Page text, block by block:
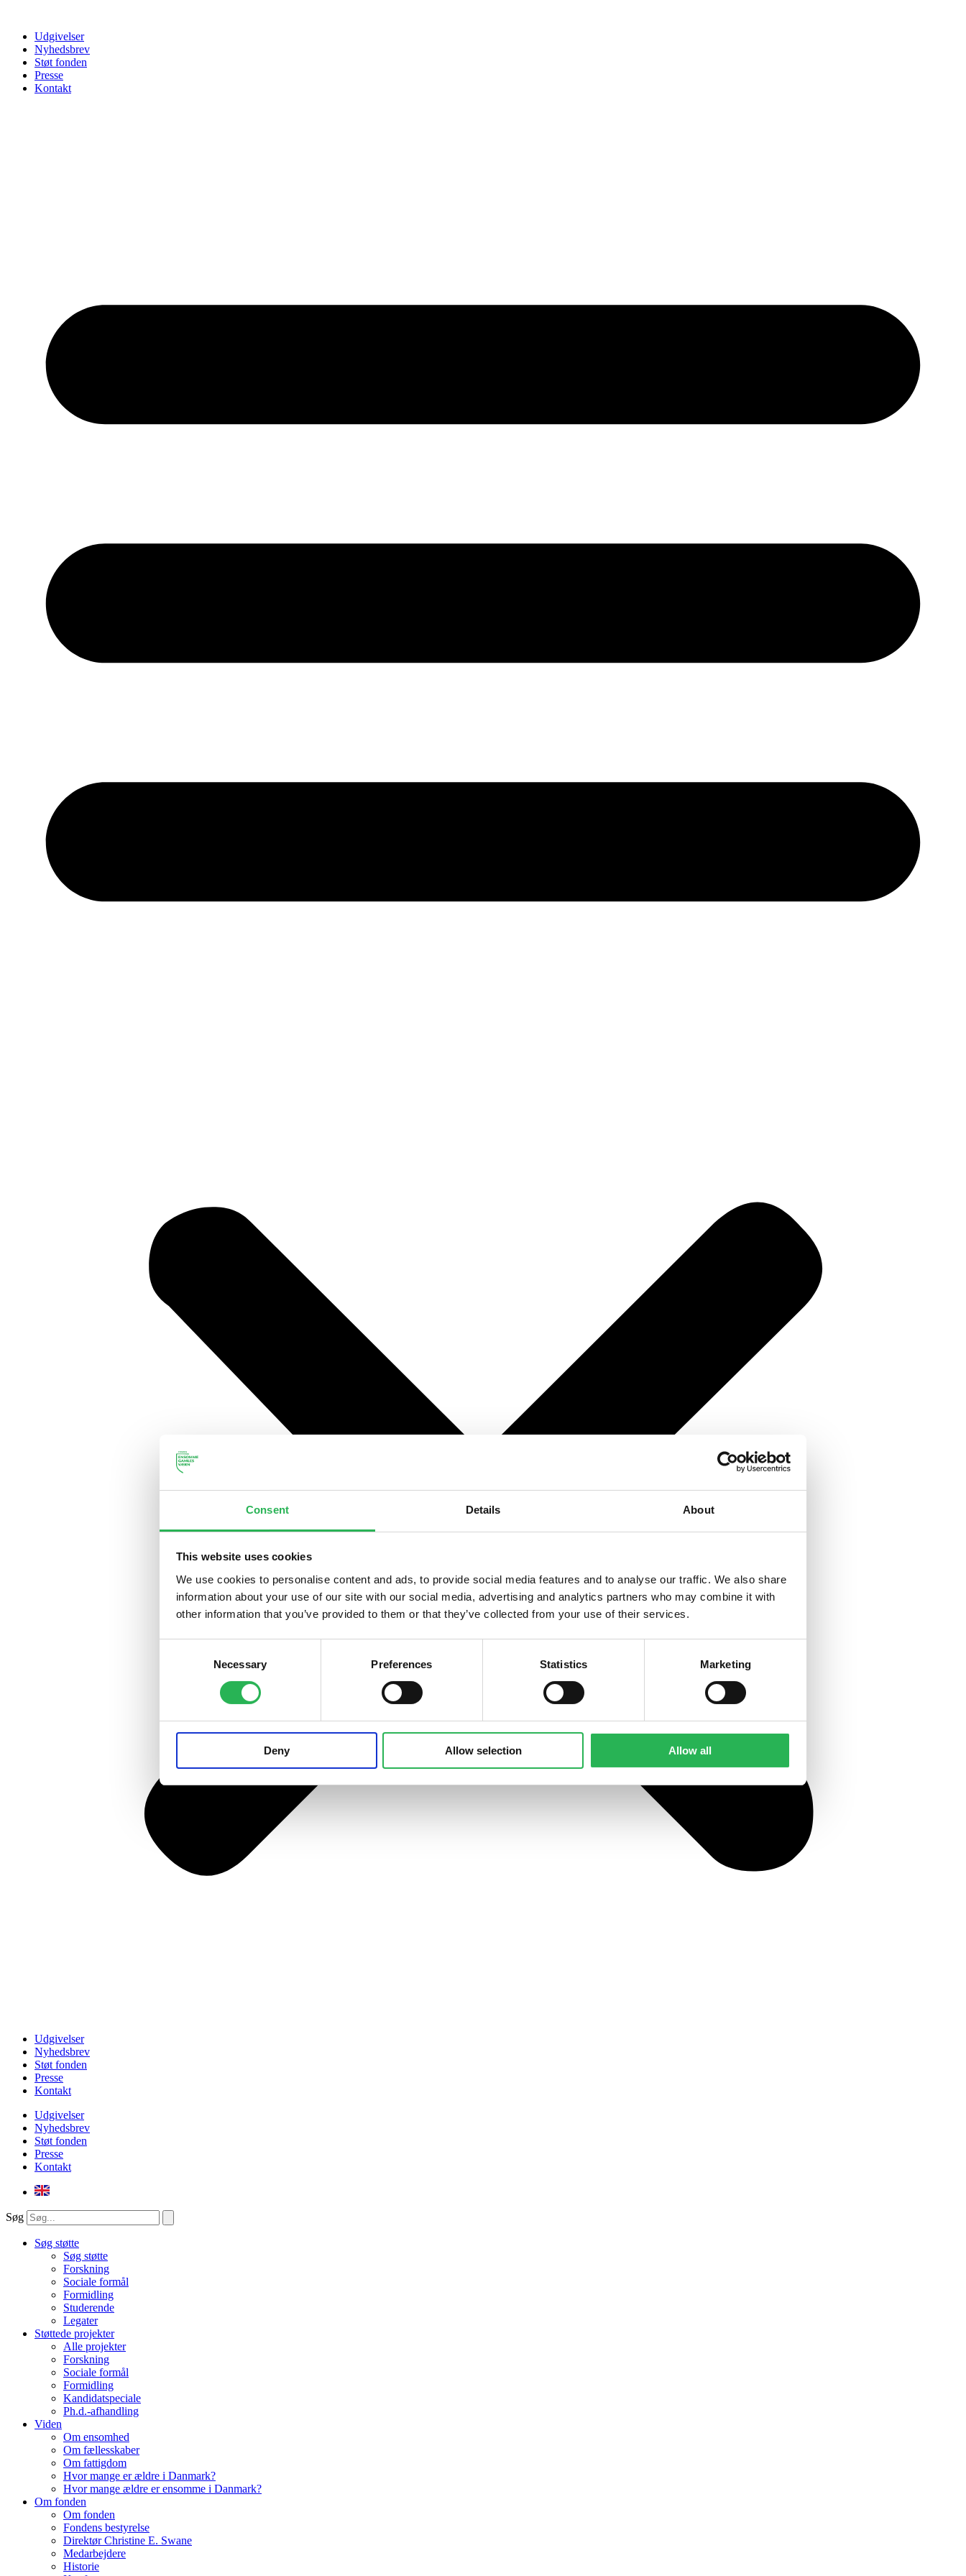
Consent Details About
This website uses cookies
We use cookies to personalise content and ads, to provide social media features and to analyse our traffic. We also share
information about your use of our site with our social media, advertising and analytics partners who may combine it with
other information that you’ve provided to them or that they’ve collected from your use of their services.
Necessary Preferences Statistics Marketing
Deny Allow selection Allow all
Udgivelser
Nyhedsbrev
Støt fonden
Presse
Kontakt
Udgivelser
Nyhedsbrev
Støt fonden
Presse
Kontakt
Udgivelser
Nyhedsbrev
Støt fonden
Presse
Kontakt
Søg
Søg støtte
Søg støtte
Forskning
Sociale formål
Formidling
Studerende
Legater
Støttede projekter
Alle projekter
Forskning
Sociale formål
Formidling
Kandidatspeciale
Ph.d.-afhandling
Viden
Om ensomhed
Om fællesskaber
Om fattigdom
Hvor mange er ældre i Danmark?
Hvor mange ældre er ensomme i Danmark?
Om fonden
Om fonden
Fondens bestyrelse
Direktør Christine E. Swane
Medarbejdere
Historie